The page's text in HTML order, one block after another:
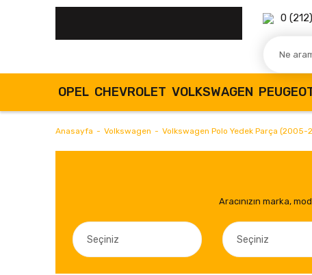
0
OPEL CHEVROLET VOLKSWAGEN
Anasayfa Volkswagen Volkswagen Polo Yedek Parça (2005-
Aracınızın marka,